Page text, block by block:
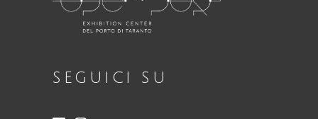
SEGUICI SU